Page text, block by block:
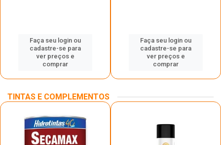
Faça seu login ou
cadastre-se para
ver preços e
comprar
Faça seu login ou
cadastre-se para
ver preços e
comprar
TINTAS E COMPLEMENTOS